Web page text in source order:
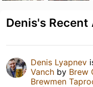
Denis's
Denis Lyapnev
Vanch by Brew
Brewmen